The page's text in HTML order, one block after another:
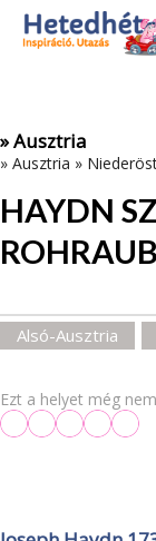
Az oldal sütiket
Adatvédelmi
» Ausztria
» Ausztria »
HAYDN
Alsó-Ausztria
Ezt a helyet még